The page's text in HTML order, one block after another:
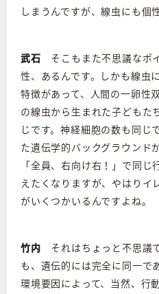
しまうんですが、線虫にも個
武石 そこもまた不思議なポ
性、あるんです。しかも線虫
特徴があって、人間の一卵性
の線虫から生まれた子どもた
じです。神経細胞の数も同じ
た遺伝学的バックグラウンド
「全員、右向け右！」で同
えたくなりますが、やはりイ
がいくつかいるんですよね。
竹内 それはちょっと不思議
も、遺伝的には完全に同一で
環境要因によって、当然、行